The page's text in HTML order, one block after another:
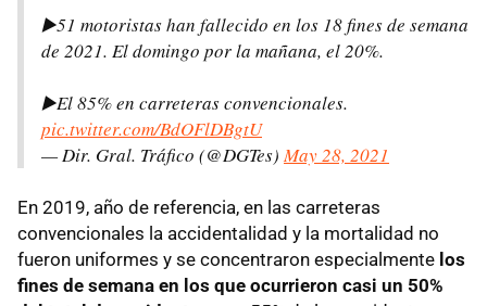
▶️51 motoristas han fallecido en los 18 fines de semana
de 2021. El domingo por la mañana, el 20%.
▶️El 85% en carreteras convencionales.
pic.twitter.com/BdOFlDBgtU
— Dir. Gral. Tráfico (@DGTes)May 28, 2021
En 2019, año de referencia, en las carreteras
convencionales la accidentalidad y la mortalidad no
fueron uniformes y se concentraron especialmente los
fines de semana en los que ocurrieron casi un 50%